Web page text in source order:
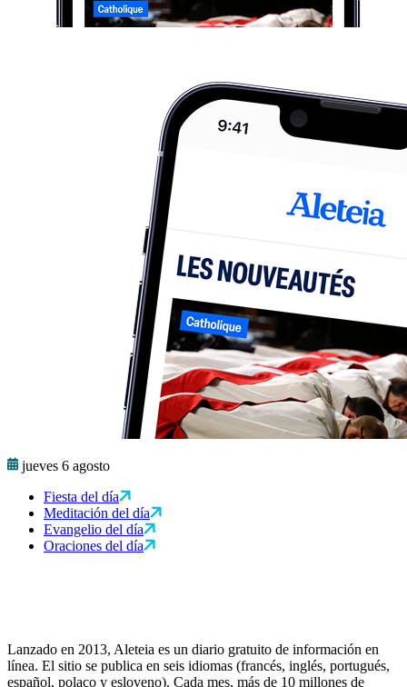
jueves 6 agosto
Fiesta del día
Meditación del día
Evangelio del día
Oraciones del día
Lanzado en 2013, Aleteia es un diario gratuito de información en
línea. El sitio se publica en seis idiomas (francés, inglés, portugués,
español, polaco y esloveno). Cada mes, más de 10 millones de